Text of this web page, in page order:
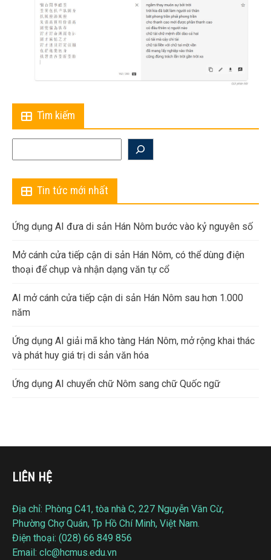
Tìm kiếm
Tin tức mới nhất
Ứng dụng AI đưa di sản Hán Nôm bước vào kỷ nguyên số
Mở cánh cửa tiếp cận di sản Hán Nôm, có thể dùng điện
thoại để chụp và nhận dạng văn tự cổ
AI mở cánh cửa tiếp cận di sản Hán Nôm sau hơn 1.000
năm
Ứng dụng AI giải mã kho tàng Hán Nôm, mở rộng khai thác
và phát huy giá trị di sản văn hóa
Ứng dụng AI chuyển chữ Nôm sang chữ Quốc ngữ
LIÊN HỆ
Địa chỉ: Phòng C41, tòa nhà C, 227 Nguyễn Văn Cừ,
Phường Chợ Quán, Tp Hồ Chí Minh, Việt Nam.
Điện thoại: (028) 66 849 856
Email: clc@hcmus.edu.vn